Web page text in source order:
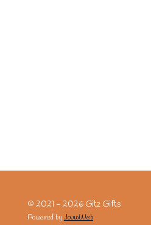
© 2021 - 2026 Gitz Gifts
Powered by JouwWeb